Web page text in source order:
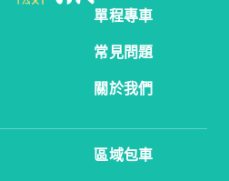
單程專車
常見問題
關於我們
區域包車